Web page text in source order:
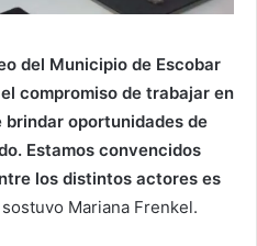
del Municipio de Escobar
compromiso de trabajar en
oportunidades de
Estamos convencidos
los distintos actores es
sostuvo Mariana Frenkel.